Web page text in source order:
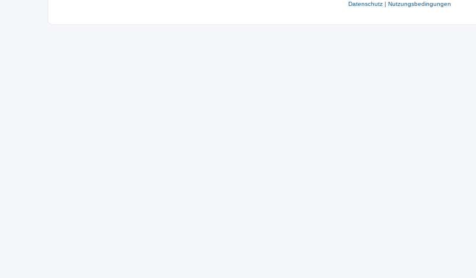
Datenschutz| Nutzungsbedingungen